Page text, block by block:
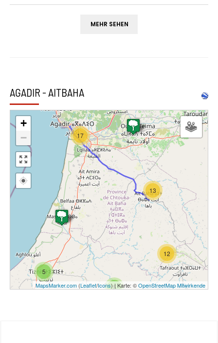
MEHR SEHEN
AGADIR - AITBAHA
12
13
17
5
5
+
−
MapsMarker.com (Leaflet/Icons) | Karte: ©OpenStreetMap Mitwirkende